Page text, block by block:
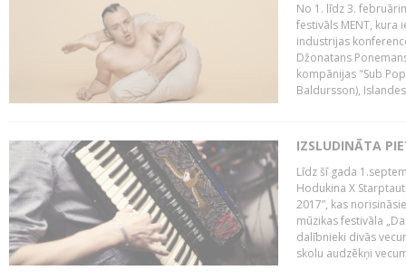
No 1. līdz 3.
festivāls MENT, kura
industrijas
Džonatans
kompānijas "Sub
Baldursson),
IZSLUDINĀTA
Līdz šī gada
Hodukina X
2017”, kas
mūzikas festivāla
dalībnieki divās
skolu audzēkņi